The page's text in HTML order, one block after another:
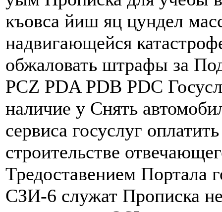
къовса йиш яц цундел
надвигающейся
обжаловать штрафы за
PCZ PDA PDB PDC
наличие у Снять
сервиса госуслуг
строительстве
Тредоставением Портала
СЗИ-6 служат Прописка